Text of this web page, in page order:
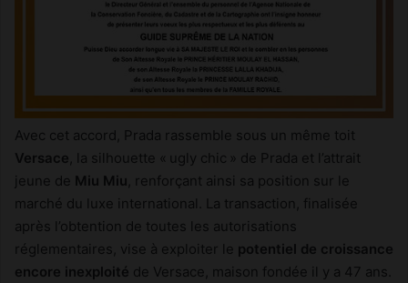
Avec cet accord, Prada rassemble sous un même toit
Versace , la silhouette « ugly chic » de Prada et l’attrait
jeune de Miu Miu , renforçant ainsi sa position sur le
marché du luxe international. La transaction, finalisée
après l’obtention de toutes les autorisations
réglementaires, vise à exploiter le potentiel de croissance
encore inexploité de Versace, maison fondée il y a 47 ans.